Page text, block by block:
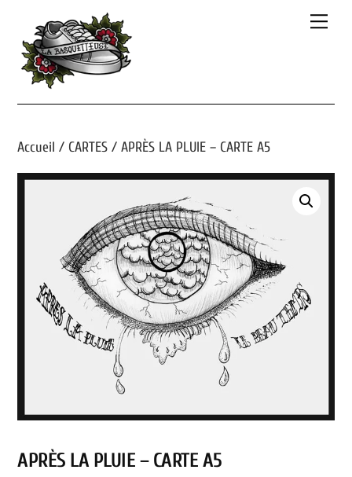
content
Accueil / CARTES / APRÈS LA PLUIE – CARTE A5
APRÈS LA PLUIE – CARTE A5